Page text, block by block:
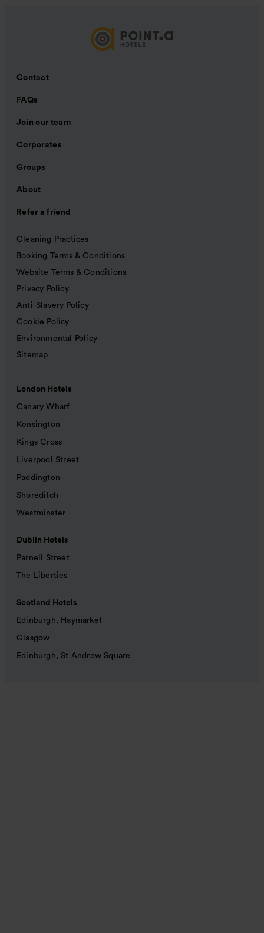
Contact
FAQs
Join our team
Corporates
Groups
About
Refer a friend
Cleaning Practices
Booking Terms & Conditions
Website Terms & Conditions
Privacy Policy
Anti-Slavery Policy
Cookie Policy
Environmental Policy
Sitemap
London Hotels
Canary Wharf
Kensington
Kings Cross
Liverpool Street
Paddington
Shoreditch
Westminster
Dublin Hotels
Parnell Street
The Liberties
Scotland Hotels
Edinburgh, Haymarket
Glasgow
Edinburgh, St Andrew Square